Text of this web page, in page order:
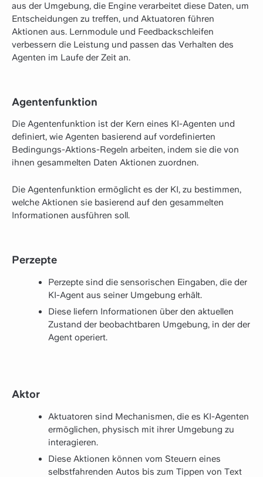
aus der Umgebung, die Engine verarbeitet diese Daten, um
Entscheidungen zu treffen, und Aktuatoren führen
Aktionen aus. Lernmodule und Feedbackschleifen
verbessern die Leistung und passen das Verhalten des
Agenten im Laufe der Zeit an.
Agentenfunktion
Die Agentenfunktion ist der Kern eines KI-Agenten und
definiert, wie Agenten basierend auf vordefinierten
Bedingungs-Aktions-Regeln arbeiten, indem sie die von
ihnen gesammelten Daten Aktionen zuordnen.
Die Agentenfunktion ermöglicht es der KI, zu bestimmen,
welche Aktionen sie basierend auf den gesammelten
Informationen ausführen soll.
Perzepte
Perzepte sind die sensorischen Eingaben, die der
KI-Agent aus seiner Umgebung erhält.
Diese liefern Informationen über den aktuellen
Zustand der beobachtbaren Umgebung, in der der
Agent operiert.
Aktor
Aktuatoren sind Mechanismen, die es KI-Agenten
ermöglichen, physisch mit ihrer Umgebung zu
interagieren.
Diese Aktionen können vom Steuern eines
selbstfahrenden Autos bis zum Tippen von Text